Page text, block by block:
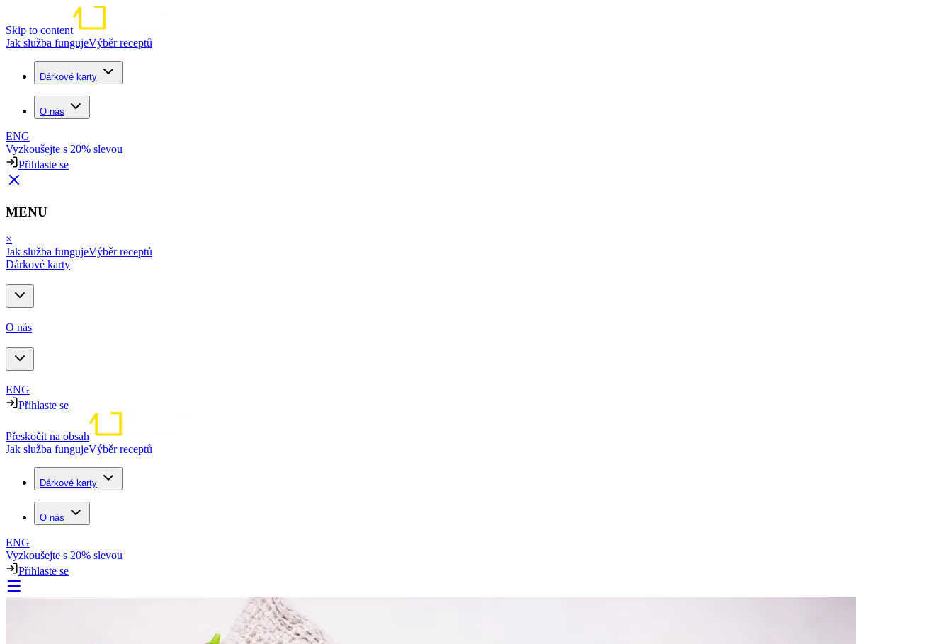
Skip to content
Jak služba fungujeVýběr receptů
Dárkové karty
O nás
ENG
Vyzkoušejte s 20% slevou
Přihlaste se
MENU
×
Jak služba fungujeVýběr receptů
Dárkové karty
O nás
ENG
Přihlaste se
Přeskočit na obsah
Jak služba fungujeVýběr receptů
Dárkové karty
O nás
ENG
Vyzkoušejte s 20% slevou
Přihlaste se